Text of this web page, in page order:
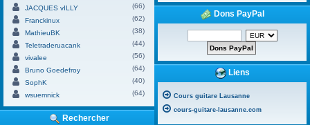
JACQUES vILLY
(66)
Franckinux
(62)
MathieuBK
(38)
Teletraderuacank
(44)
vivalee
(56)
Bruno Goedefroy
(64)
SophK
(40)
wsuemnick
(64)
Rechercher
Dons PayPal
Liens
Cours guitare Lausanne
cours-guitare-lausanne.com